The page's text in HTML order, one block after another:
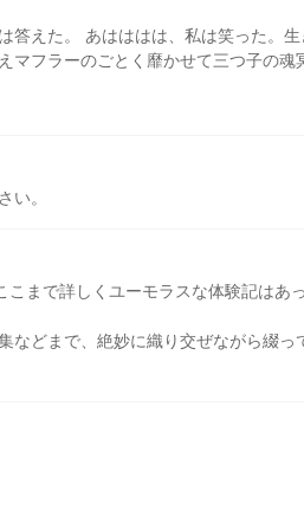
えた。 あはははは、私は笑った。
マフラーのごとく靡かせて三つ子の魂
い。
まで詳しくユーモラスな体験記はあ
などまで、絶妙に織り交ぜながら綴っ